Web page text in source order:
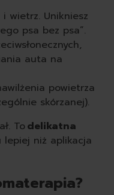
wietrz. Unikniesz
psa bez psa”.
auta na
powietrza
skórzanej).
Todelikatna
niż aplikacja